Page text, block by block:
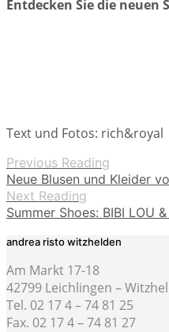
Entdecken Sie die neuen
Text und Fotos: rich&royal
Previous Reading
Neue Blusen und Kleider
Next Reading
Summer Shoes: BIBI LOU
andrea risto witzhelden
Am Markt 17-18
42799 Leichlingen –
Tel. 02 17 4 – 74 81 25
Fax. 02 17 4 – 74 81 27